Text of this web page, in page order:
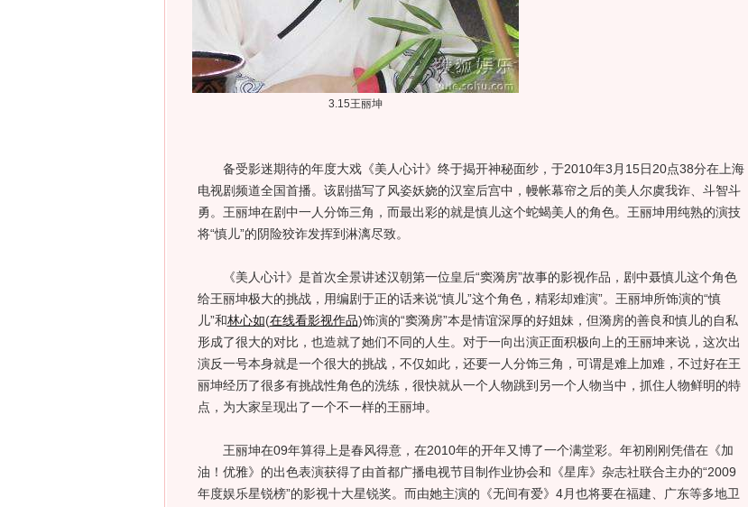
3.15王丽坤
备受影迷期待的年度大戏《美人心计》终于揭开神秘面纱，于2010年3月15日20点38分在上海
电视剧频道全国首播。该剧描写了风姿妖娆的汉室后宫中，幔帐幕帘之后的美人尔虞我诈、斗智斗
勇。王丽坤在剧中一人分饰三角，而最出彩的就是慎儿这个蛇蝎美人的角色。王丽坤用纯熟的演技
将“慎儿”的阴险狡诈发挥到淋漓尽致。
《美人心计》是首次全景讲述汉朝第一位皇后“窦漪房”故事的影视作品，剧中聂慎儿这个角色
给王丽坤极大的挑战，用编剧于正的话来说“慎儿”这个角色，精彩却难演”。王丽坤所饰演的“慎
儿”和林心如(在线看影视作品)饰演的“窦漪房”本是情谊深厚的好姐妹，但漪房的善良和慎儿的自私
形成了很大的对比，也造就了她们不同的人生。对于一向出演正面积极向上的王丽坤来说，这次出
演反一号本身就是一个很大的挑战，不仅如此，还要一人分饰三角，可谓是难上加难，不过好在王
丽坤经历了很多有挑战性角色的洗练，很快就从一个人物跳到另一个人物当中，抓住人物鲜明的特
点，为大家呈现出了一个不一样的王丽坤。
王丽坤在09年算得上是春风得意，在2010年的开年又博了一个满堂彩。年初刚刚凭借在《加
油！优雅》的出色表演获得了由首都广播电视节目制作业协会和《星库》杂志社联合主办的“2009
年度娱乐星锐榜”的影视十大星锐奖。而由她主演的《无间有爱》4月也将要在福建、广东等多地卫